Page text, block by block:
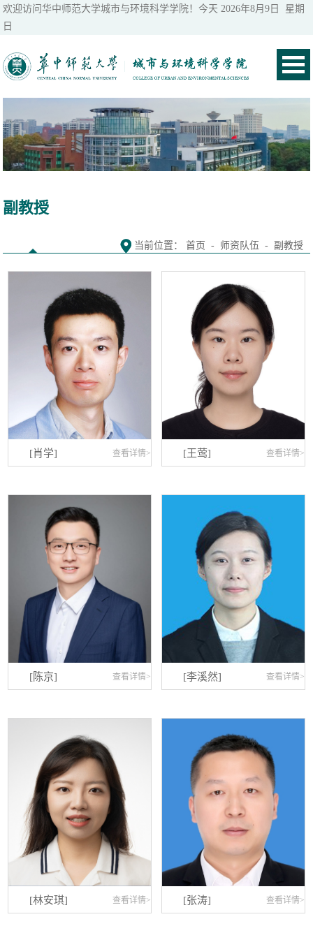
欢迎访问华中师范大学城市与环境科学学院！今天 2026年8月9日 星期
日
副教授
当前位置： 首页 - 师资队伍 - 副教授
[肖学] 查看详情> [王莺] 查看详情>
[陈京] 查看详情> [李溪然] 查看详情>
[林安琪] 查看详情> [张涛] 查看详情>